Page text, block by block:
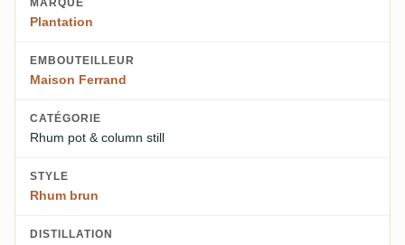
MARQUE
Plantation
EMBOUTEILLEUR
Maison Ferrand
CATÉGORIE
Rhum pot & column still
STYLE
Rhum brun
DISTILLATION